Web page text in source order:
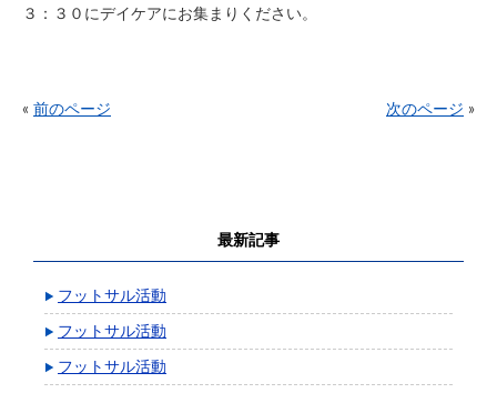
３：３０にデイケアにお集まりください。
« 前のページ 次のページ »
最新記事
フットサル活動
フットサル活動
フットサル活動